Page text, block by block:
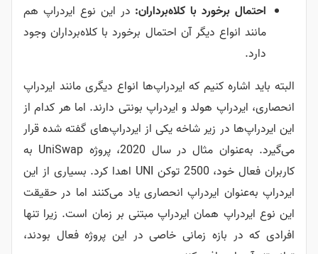
احتمال برخورد با کلاه‌برداران: در این نوع ایردراپ هم
مانند انواع دیگر آن احتمال برخورد با کلاه‌برداران وجود
دارد.
البته باید اشاره کنیم که ایردراپ‌ها انواع دیگری مانند ایردراپ
انحصاری، ایردراپ هولد و ایردراپ بونتی دارند. اما هر کدام از
این ایردراپ‌ها در زیر شاخه یکی از ایردراپ‌های گفته شده قرار
می‌گیرد. به‌عنوان مثال در سال 2020، پروژه UniSwap به
کاربران فعال خود، 2500 توکن UNI اهدا کرد. بسیاری از این
ایردراپ به‌عنوان ایردراپ انحصاری یاد می‌کنند اما در حقیقت
این نوع ایردراپ همان ایردراپ مبتنی بر زمان است. زیرا تنها
افرادی که در بازه زمانی خاصی در این پروژه فعال بودند،